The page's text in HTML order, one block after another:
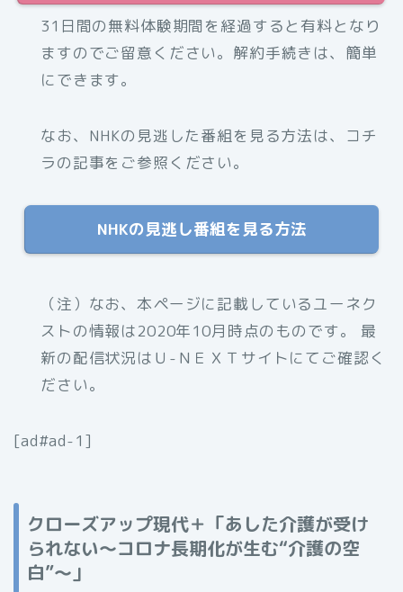
31日間の無料体験期間を経過すると有料となり
ますのでご留意ください。解約手続きは、簡単
にできます。
なお、NHKの見逃した番組を見る方法は、コチ
ラの記事をご参照ください。
NHKの見逃し番組を見る方法
（注）なお、本ページに記載しているユーネク
ストの情報は2020年10月時点のものです。 最
新の配信状況はＵ-ＮＥＸＴサイトにてご確認く
ださい。
[ad#ad-1]
クローズアップ現代＋「あした介護が受け
られない～コロナ長期化が生む“介護の空
白”～」